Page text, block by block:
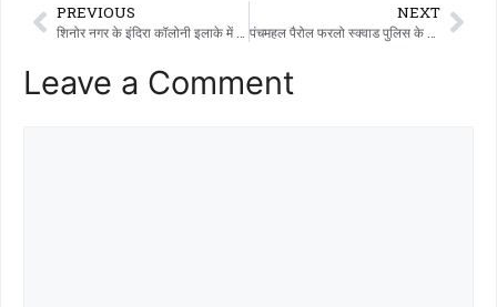
PREVIOUS
शिनोर नगर के इंदिरा कॉलोनी इलाके में पिछले दो महीनों से पीने के पानी की गंभीर समस्या बनी हुई है। स्थानीय प्रशासन के कामकाज को लेकर कई सवाल उठाए गए हैं।
NEXT
पंचमहल पैरोल फरलो स्क्वाड पुलिस के शेहरा पुलिस स्टेशन ने गोधरा से भ्रष्टाचार और धोखाधड़ी के मामले में पिछले 2 वर्षों से फरार चल रहे आरोपी को गिरफ्तार कर लिया है।
Leave a Comment